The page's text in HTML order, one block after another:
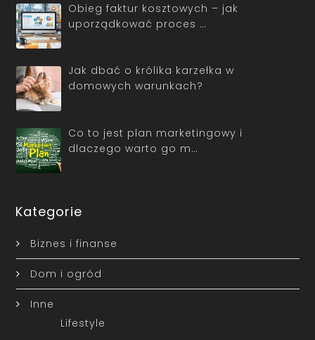
Obieg faktur kosztowych – jak
uporządkować proces …
Jak dbać o królika karzełka w
domowych warunkach?
Co to jest plan marketingowy i
dlaczego warto go m…
Kategorie
Biznes i finanse
Dom i ogród
Inne
Lifestyle